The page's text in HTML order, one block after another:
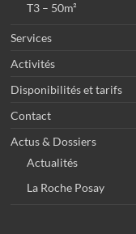
T3 – 50m²
Services
Activités
Disponibilités et tarifs
Contact
Actus & Dossiers
Actualités
La Roche Posay